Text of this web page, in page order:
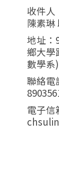
收件人
陳素琳
地址：
鄉大學
數學系)
聯絡電
電子信